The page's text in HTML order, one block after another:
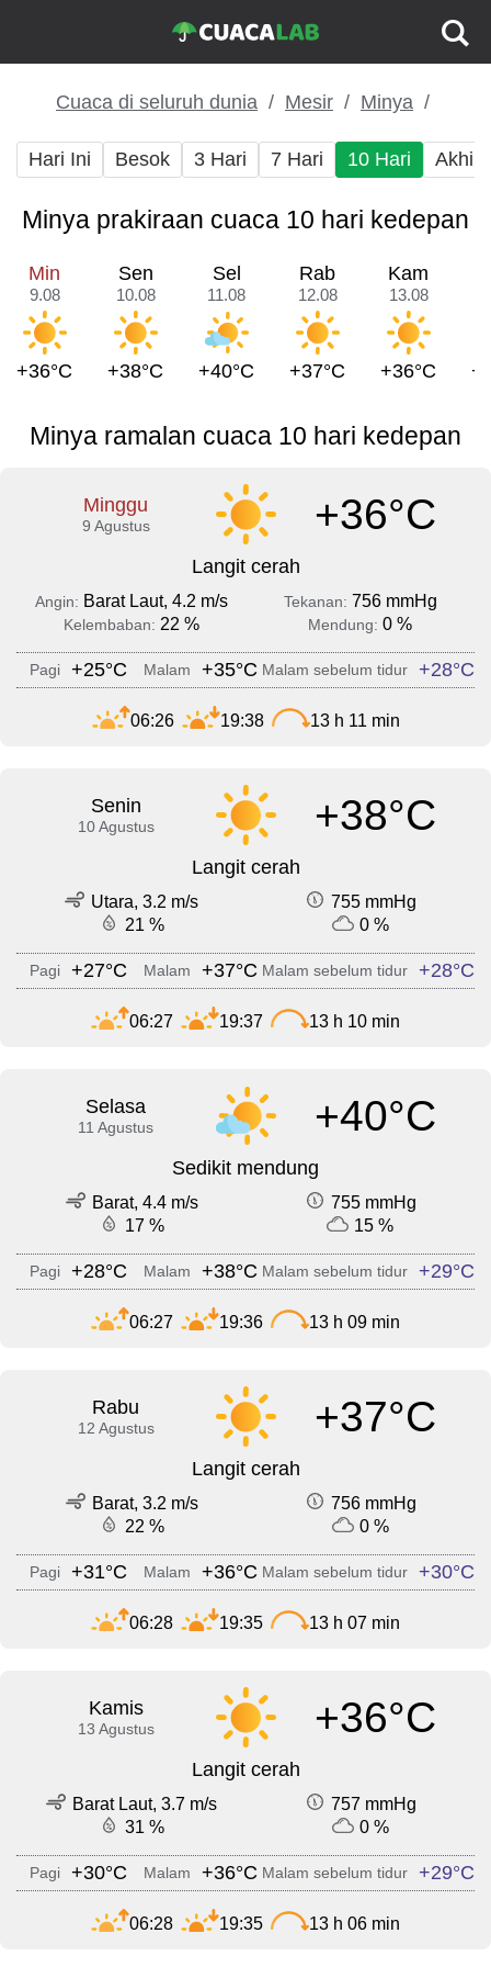
Cuaca di seluruh dunia Mesir Minya
Hari Ini Besok 3 Hari 7 Hari 10 Hari Akhir
Minya prakiraan cuaca 10 hari kedepan
Min
9.08
+36°C
Sen
10.08
+38°C
Sel
11.08
+40°C
Rab
12.08
+37°C
Kam
13.08
+36°C
Minya ramalan cuaca 10 hari kedepan
Minggu
9 Agustus +36°C
Langit cerah
Angin: Barat Laut, 4.2 m/s Tekanan: 756 mmHg
Kelembaban: 22 % Mendung: 0 %
Pagi +25°C Malam +35°C Malam sebelum tidur +28°C
06:26 19:38 13 h 11 min
Senin
10 Agustus +38°C
Langit cerah
Utara, 3.2 m/s
755 mmHg
21 %
0 %
Pagi +27°C Malam +37°C Malam sebelum tidur +28°C
06:27 19:37 13 h 10 min
Selasa
11 Agustus +40°C
Sedikit mendung
Barat, 4.4 m/s
755 mmHg
17 %
15 %
Pagi +28°C Malam +38°C Malam sebelum tidur +29°C
06:27 19:36 13 h 09 min
Rabu
12 Agustus +37°C
Langit cerah
Barat, 3.2 m/s
756 mmHg
22 %
0 %
Pagi +31°C Malam +36°C Malam sebelum tidur +30°C
06:28 19:35 13 h 07 min
Kamis
13 Agustus +36°C
Langit cerah
Barat Laut, 3.7 m/s
757 mmHg
31 %
0 %
Pagi +30°C Malam +36°C Malam sebelum tidur +29°C
06:28 19:35 13 h 06 min